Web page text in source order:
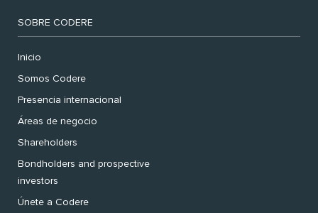
SOBRE CODERE
Inicio
Somos Codere
Presencia internacional
Áreas de negocio
Shareholders
Bondholders and prospective
investors
Únete a Codere